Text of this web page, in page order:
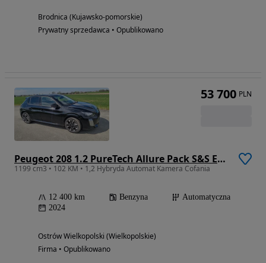
Brodnica (Kujawsko-pomorskie)
Prywatny sprzedawca • Opublikowano
Peugeot 208 1.2 PureTech Allure Pack S&S EAT8
1199 cm3 • 102 KM • 1,2 Hybryda Automat Kamera Cofania
12 400 km Benzyna
Automatyczna
2024
Ostrów Wielkopolski (Wielkopolskie)
Firma • Opublikowano
53 700 PLN